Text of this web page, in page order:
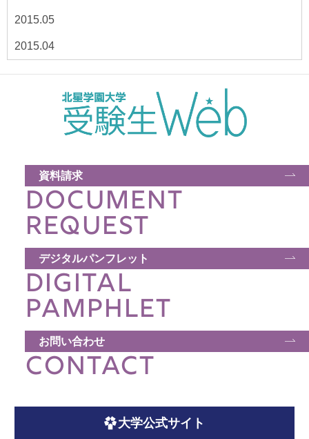
2015.05
2015.04
資料請求
DOCUMENT
REQUEST
デジタルパンフレット
DIGITAL
PAMPHLET
お問い合わせ
CONTACT
大学公式サイト